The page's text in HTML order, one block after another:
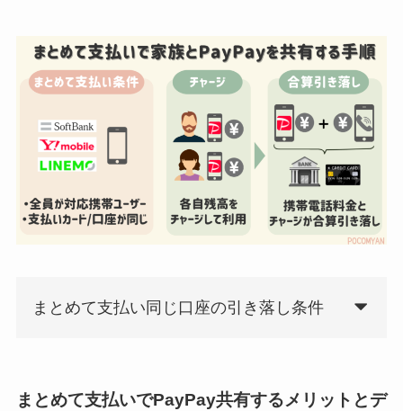
まとめて支払い同じ口座の引き落し条件
まとめて支払いでPayPay共有するメリットとデ